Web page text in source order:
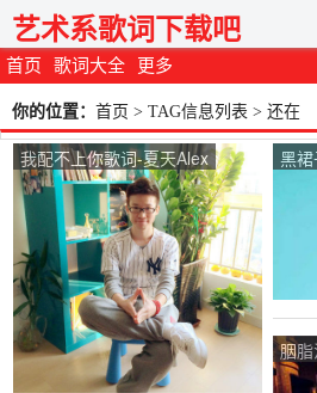
首页 歌词大全 更多
艺术系歌词下载吧
你的位置： 首页 > TAG信息列表 > 还在
我配不上你歌词-夏天Alex
黑
胭
阿悄